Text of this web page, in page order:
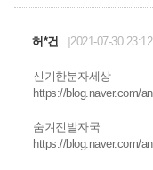
허*건 2021-07-30
신기한분자세상
https://blog.naver.com/
숨겨진발자국
https://blog.naver.com/